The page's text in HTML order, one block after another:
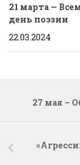
21 марта —
день поэзии
22.03.2024
27 мая –